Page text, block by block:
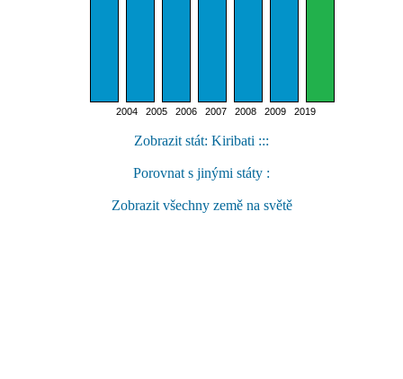
2004 2005 2006 2007 2008 2009 2019
Zobrazit stát: Kiribati :::
Porovnat s jinými státy :
Zobrazit všechny země na světě